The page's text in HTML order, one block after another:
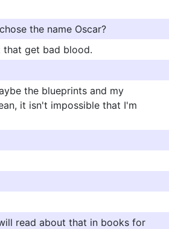
the name Oscar?
that get bad blood.
the blueprints and my
it isn't impossible that I'm
read about that in books for